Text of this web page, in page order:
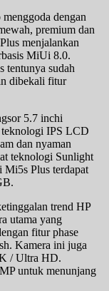
dengan
premium dan
menjalankan
MiUi 8.0.
tentunya sudah
dibekali fitur
5.7 inchi
teknologi IPS LCD
dan nyaman
teknologi Sunlight
Mi5s Plus terdapat
trend HP
utama yang
fitur phase
Kamera ini juga
/ Ultra HD.
untuk menunjang